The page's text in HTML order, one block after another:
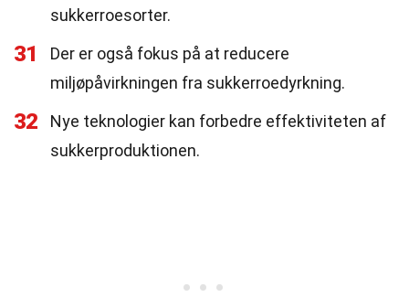
sukkerroesorter.
31
Der er også fokus på at reducere
miljøpåvirkningen fra sukkerroedyrkning.
32
Nye teknologier kan forbedre effektiviteten af
sukkerproduktionen.